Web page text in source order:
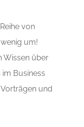
von
um!
Wissen über
Business
und